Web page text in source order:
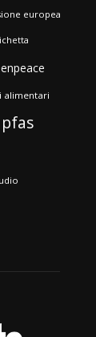
europea
alimentari
pfas